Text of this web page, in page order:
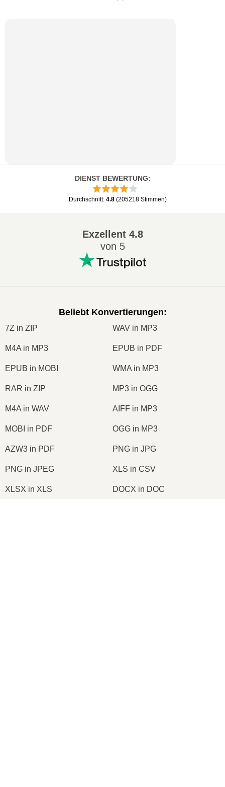
DIENST BEWERTUNG:
Durchschnitt: 4.8 (205218 Stimmen)
Exzellent4.8
von 5
Beliebt Konvertierungen:
7Z in ZIP WAV in MP3
M4A in MP3 EPUB in PDF
EPUB in MOBI WMA in MP3
RAR in ZIP MP3 in OGG
M4A in WAV AIFF in MP3
MOBI in PDF OGG in MP3
AZW3 in PDF PNG in JPG
PNG in JPEG XLS in CSV
XLSX in XLS DOCX in DOC